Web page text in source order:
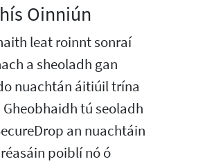
Oinniún
leat roinnt sonraí
a sheoladh gan
nuachtán áitiúil trína
Gheobhaidh tú seoladh
an nuachtáin
poiblí nó ó